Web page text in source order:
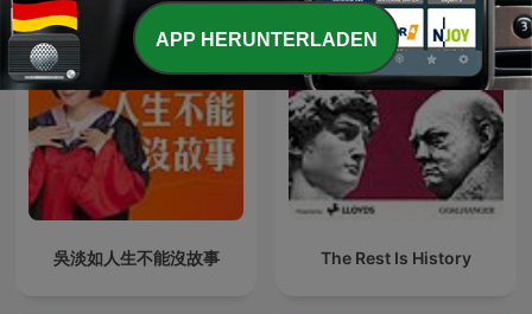
吳淡如人生不能沒故事 The Rest Is History
APP HERUNTERLADEN